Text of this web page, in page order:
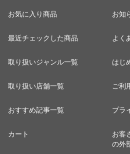
お気に入り商品
最近チェックした商品
取り扱いジャンル一覧
取り扱い店舗一覧
おすすめ記事一覧
カート
お知
よく
はじ
ご利
プラ
お客
の外